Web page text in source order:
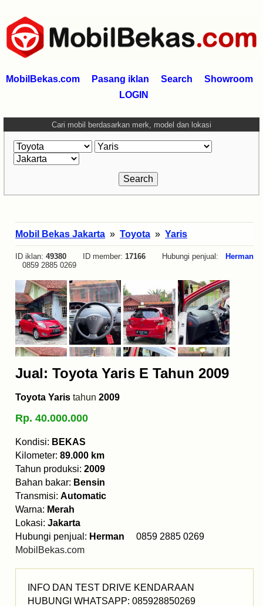
MobilBekas.com Pasang iklan Search
Showroom
LOGIN
Cari mobil berdasarkan merk, model dan lokasi
Mobil Bekas Jakarta » Toyota » Yaris
ID iklan: 49380 ID member: 17166 Hubungi penjual:
Herman
0859 2885 0269
Jual: Toyota Yaris E Tahun 2009
Toyota Yaris tahun 2009
Rp. 40.000.000
Kondisi: BEKAS
Kilometer: 89.000 km
Tahun produksi: 2009
Bahan bakar: Bensin
Transmisi: Automatic
Warna: Merah
Lokasi: Jakarta
Hubungi penjual: Herman 0859 2885 0269
MobilBekas.com
INFO DAN TEST DRIVE KENDARAAN
HUBUNGI WHATSAPP: 085928850269